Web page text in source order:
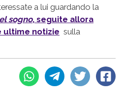
a lui guardando la
sogno, seguite allora
ultime notizie sulla